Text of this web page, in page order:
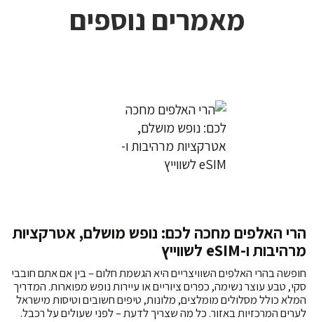
מאמרים נוספים
הרי האלפים מחכה לכם: נופש מושלם, אטרקציות
מרהיבות ו-eSIM לשווייץ
חופשה בהרי האלפים השוויצריים היא הגשמת חלום – בין אם אתם חובבי
סקי, טבע עוצר נשימה, כפרים ציוריים או עיירות נופש מפוארות. המדריך
המלא כולל מסלולים מומלצים, מלונות, טיפים חשובים וטיסות מישראל
לערים המרכזיות באזור. כל מה שצריך לדעת – לפני שעולים על רכבל.